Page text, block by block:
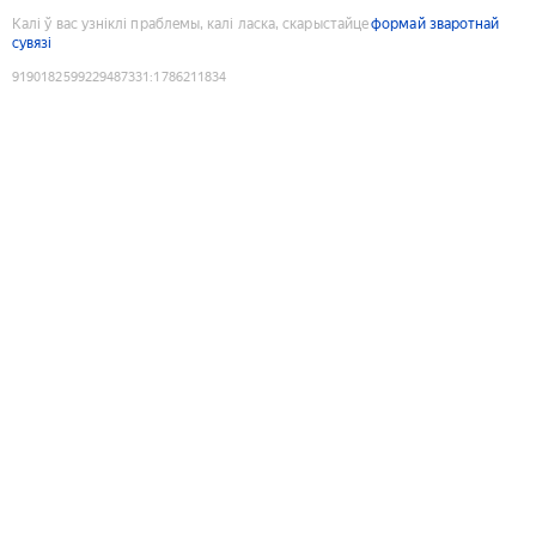
Калі ў вас узніклі праблемы, калі ласка, скарыстайцеформай зваротнай
сувязі
9190182599229487331 :1786211834